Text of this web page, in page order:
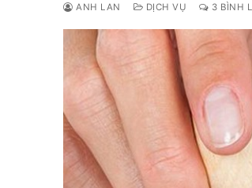
ANH LAN DỊCH VỤ 3 BÌNH